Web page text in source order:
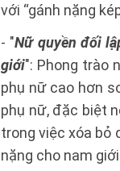
với “gánh nặng
- "Nữ quyền đối
giới": Phong trào
phụ nữ cao hơn
phụ nữ, đặc biệt
trong việc xóa bỏ
nặng cho nam